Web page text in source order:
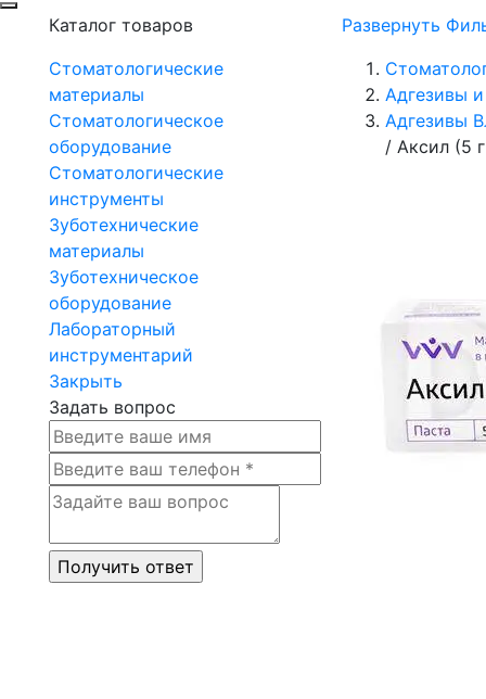
Каталог товаров
Стоматологические
материалы
Стоматологическое
оборудование
Стоматологические
инструменты
Зуботехнические
материалы
Зуботехническое
оборудование
Лабораторный
инструментарий
Закрыть
Задать вопрос
Развернуть
Адгезивы
Адгезивы
/ Аксил (5